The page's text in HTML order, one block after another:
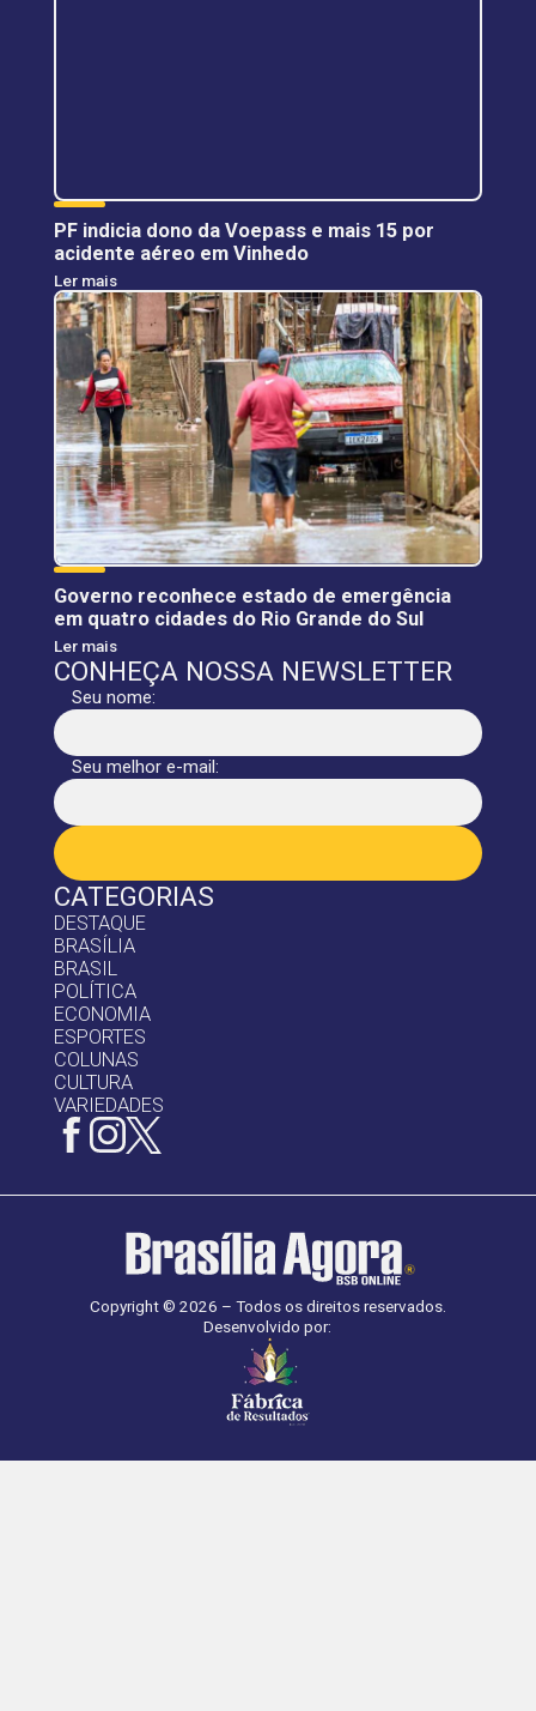
CATEGORIAS
DESTAQUE
BRASÍLIA
BRASIL
POLÍTICA
ECONOMIA
ESPORTES
COLUNAS
CULTURA
VARIEDADES
PF indicia dono da Voepass e mais 15 por
acidente aéreo em Vinhedo
Ler mais
Governo reconhece estado de emergência
em quatro cidades do Rio Grande do Sul
Ler mais
CONHEÇA NOSSA NEWSLETTER
Seu nome:
Seu melhor e-mail:
Copyright © 2026 – Todos os direitos reservados.
Desenvolvido por: